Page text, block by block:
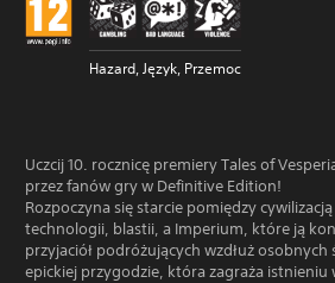
Hazard, Język, Przemoc
Uczcij 10. rocznicę premiery Tales of
przez fanów gry w Definitive Edition!
Rozpoczyna się starcie pomiędzy
technologii, blastii, a Imperium, które ją
przyjaciół podróżujących wzdłuż osobnych
epickiej przygodzie, która zagraża istnieniu